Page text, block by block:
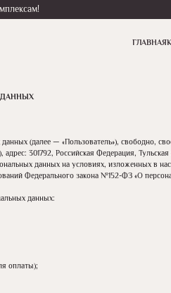
ГЛАВНАЯ
ДАННЫХ
(далее — «Пользователь»), свободно,
301792, Российская Федерация,
данных на условиях, изложенных в
Федерального закона №152-ФЗ «О
данных:
оплаты);